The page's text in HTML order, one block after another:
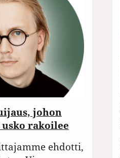
johon
rakoilee
ehdotti,